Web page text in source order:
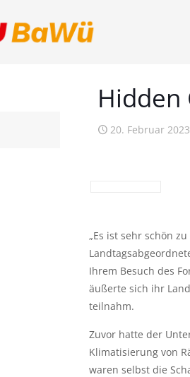
Hidden
20. Februar 2023
„Es ist sehr schön
Ihrem Besuch des
äußerte sich ihr
teilnahm.
Zuvor hatte der
Klimatisierung von
waren selbst die